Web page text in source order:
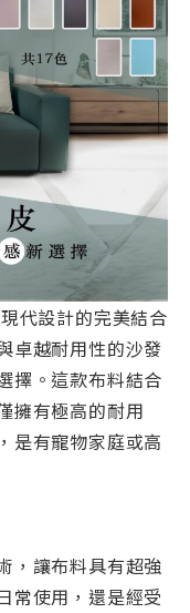
代設計的完美結合
卓越耐用性的沙發
擇。這款布料結合
擁有極高的耐用
是有寵物家庭或高
，讓布料具有超強
常使用，還是經受